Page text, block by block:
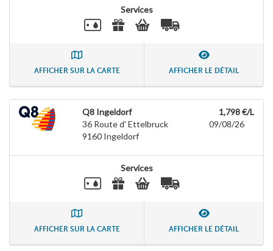
Services
AFFICHER SUR LA CARTE AFFICHER LE DÉTAIL
Q8 Ingeldorf
36 Route d' Ettelbruck
9160 Ingeldorf
1,798 €/L
09/08/26
Services
AFFICHER SUR LA CARTE AFFICHER LE DÉTAIL